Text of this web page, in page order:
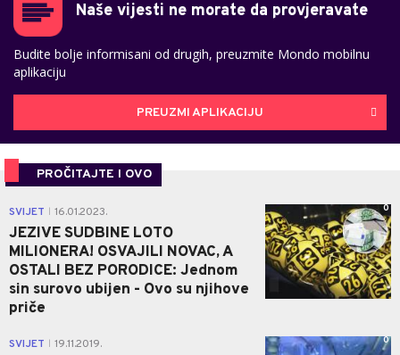
Naše vijesti ne morate da provjeravate
Budite bolje informisani od drugih, preuzmite Mondo mobilnu
aplikaciju
PREUZMI APLIKACIJU
PROČITAJTE I OVO
SVIJET 16.01.2023.
JEZIVE SUDBINE LOTO
MILIONERA! OSVAJILI NOVAC, A
OSTALI BEZ PORODICE: Jednom
sin surovo ubijen - Ovo su njihove
priče
0
SVIJET 19.11.2019. 0